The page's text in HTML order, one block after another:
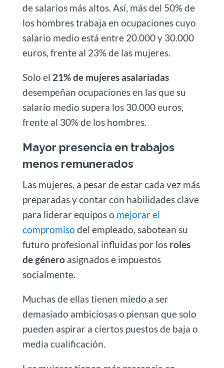
de salarios más altos. Así, más del 50% de
los hombres trabaja en ocupaciones cuyo
salario medio está entre 20.000 y 30.000
euros, frente al 23% de las mujeres.
Solo el 21% de mujeres asalariadas
desempeñan ocupaciones en las que su
salario medio supera los 30.000 euros,
frente al 30% de los hombres.
Mayor presencia en trabajos
menos remunerados
Las mujeres, a pesar de estar cada vez más
preparadas y contar con habilidades clave
para liderar equipos o mejorar el
compromiso del empleado, sabotean su
futuro profesional influidas por los roles
de géneroasignados e impuestos
socialmente.
Muchas de ellas tienen miedo a ser
demasiado ambiciosas o piensan que solo
pueden aspirar a ciertos puestos de baja o
media cualificación.